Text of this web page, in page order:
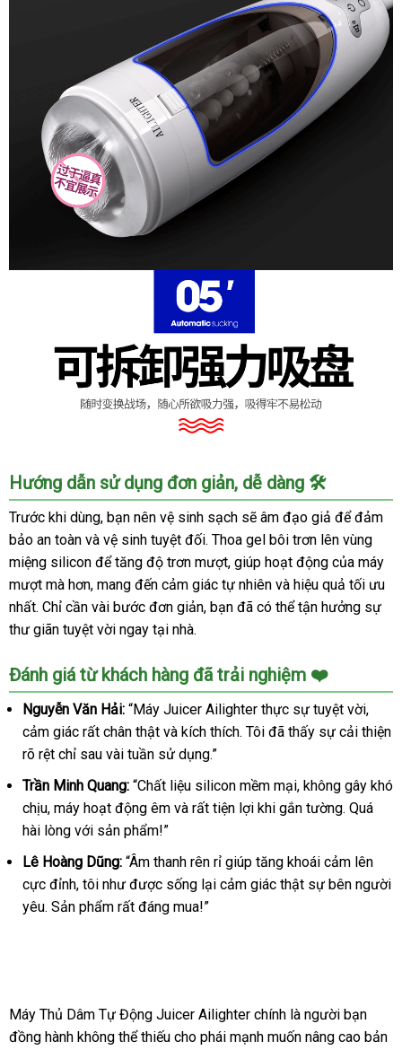
Máy
Thủ
Dâm
Tự
Động
Ailighter
Cao
Cấp
Rung
Bú
Mút
Hướng dẫn sử dụng đơn giản, dễ dàng 🛠️
Trước khi dùng, bạn nên vệ sinh sạch sẽ âm đạo giả để đảm
bảo an toàn và vệ sinh tuyệt đối. Thoa gel bôi trơn lên vùng
miệng silicon để tăng độ trơn mượt, giúp hoạt động của máy
mượt mà hơn, mang đến cảm giác tự nhiên và hiệu quả tối ưu
nhất. Chỉ cần vài bước đơn giản, bạn đã có thể tận hưởng sự
thư giãn tuyệt vời ngay tại nhà.
Đánh giá từ khách hàng đã trải nghiệm ❤️
Nguyễn Văn Hải: “Máy Juicer Ailighter thực sự tuyệt vời,
cảm giác rất chân thật và kích thích. Tôi đã thấy sự cải thiện
rõ rệt chỉ sau vài tuần sử dụng.”
Trần Minh Quang: “Chất liệu silicon mềm mại, không gây khó
chịu, máy hoạt động êm và rất tiện lợi khi gắn tường. Quá
hài lòng với sản phẩm!”
Lê Hoàng Dũng: “Âm thanh rên rỉ giúp tăng khoái cảm lên
cực đỉnh, tôi như được sống lại cảm giác thật sự bên người
yêu. Sản phẩm rất đáng mua!”
Máy Thủ Dâm Tự Động Juicer Ailighter chính là người bạn
đồng hành không thể thiếu cho phái mạnh muốn nâng cao bản